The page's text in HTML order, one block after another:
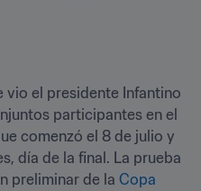
vio el presidente Infantino
participantes en el
comenzó el 8 de julio y
día de la final. La prueba
preliminar de la Copa